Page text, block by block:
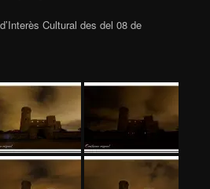
Cultural des del 08 de